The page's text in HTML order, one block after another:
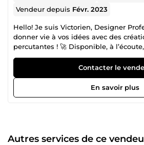
Vendeur depuis Févr. 2023
Hello! Je suis Victorien, Designer
donner vie à vos idées avec des
percutantes ! 🚀 Disponible, à
pour de nouveaux défis. Vous
projets ? Let’s go ! 💡 📩 Contactez-
quelque chose d’unique ! ✨ Good
Professional Designer. I offer you my
services. I am available and at your
experienced. See you...
Contacter le
En savoir plus
Autres services de ce